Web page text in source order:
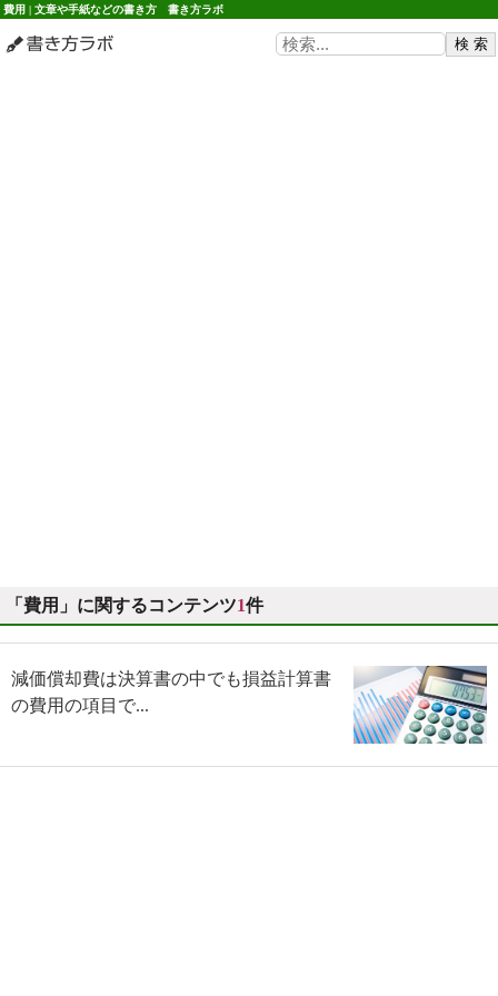
費用 | 文章や手紙などの書き方 書き方ラボ
「費用」に関するコンテンツ1件
減価償却費は決算書の中でも損益計算書
の費用の項目で...